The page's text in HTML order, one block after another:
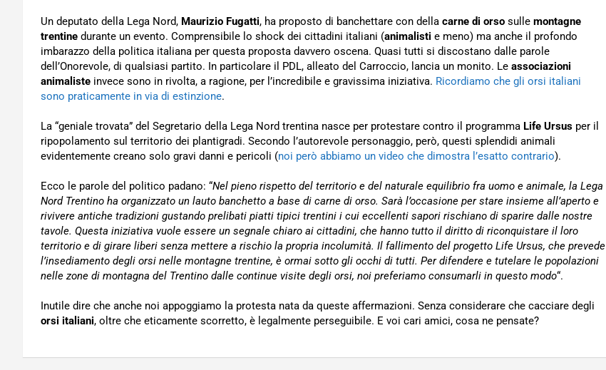
Un deputato della Lega Nord, Maurizio Fugatti, ha proposto di banchettare con della carne di orso sulle montagne
trentine durante un evento. Comprensibile lo shock dei cittadini italiani (animalisti e meno) ma anche il profondo
imbarazzo della politica italiana per questa proposta davvero oscena. Quasi tutti si discostano dalle parole
dell’Onorevole, di qualsiasi partito. In particolare il PDL, alleato del Carroccio, lancia un monito. Le associazioni
animaliste invece sono in rivolta, a ragione, per l’incredibile e gravissima iniziativa. Ricordiamo che gli orsi italiani
sono praticamente in via di estinzione.
La “geniale trovata” del Segretario della Lega Nord trentina nasce per protestare contro il programma Life Ursus per il
ripopolamento sul territorio dei plantigradi. Secondo l’autorevole personaggio, però, questi splendidi animali
evidentemente creano solo gravi danni e pericoli (noi però abbiamo un video che dimostra l’esatto contrario).
Ecco le parole del politico padano: “Nel pieno rispetto del territorio e del naturale equilibrio fra uomo e animale, la Lega
Nord Trentino ha organizzato un lauto banchetto a base di carne di orso. Sarà l’occasione per stare insieme all’aperto e
rivivere antiche tradizioni gustando prelibati piatti tipici trentini i cui eccellenti sapori rischiano di sparire dalle nostre
tavole. Questa iniziativa vuole essere un segnale chiaro ai cittadini, che hanno tutto il diritto di riconquistare il loro
territorio e di girare liberi senza mettere a rischio la propria incolumità. Il fallimento del progetto Life Ursus, che prevede
l’insediamento degli orsi nelle montagne trentine, è ormai sotto gli occhi di tutti. Per difendere e tutelare le popolazioni
nelle zone di montagna del Trentino dalle continue visite degli orsi, noi preferiamo consumarli in questo modo“.
Inutile dire che anche noi appoggiamo la protesta nata da queste affermazioni. Senza considerare che cacciare degli
orsi italiani, oltre che eticamente scorretto, è legalmente perseguibile. E voi cari amici, cosa ne pensate?